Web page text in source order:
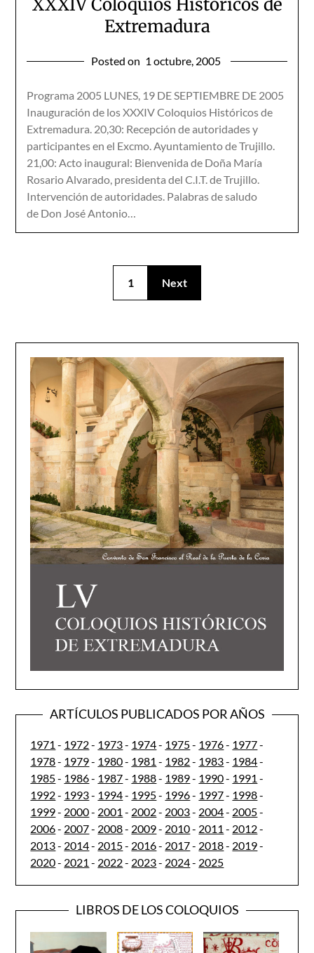
XXXIV Coloquios Históricos de
Extremadura
Posted on 1 octubre, 2005
Programa 2005 LUNES, 19 DE SEPTIEMBRE DE 2005
Inauguración de los XXXIV Coloquios Históricos de
Extremadura. 20,30: Recepción de autoridades y
participantes en el Excmo. Ayuntamiento de Trujillo.
21,00: Acto inaugural: Bienvenida de Doña María
Rosario Alvarado, presidenta del C.I.T. de Trujillo.
Intervención de autoridades. Palabras de saludo
de Don José Antonio…
1 Next
ARTÍCULOS PUBLICADOS POR AÑOS
1971 - 1972- 1973- 1974- 1975- 1976- 1977-
1978- 1979- 1980- 1981 - 1982- 1983- 1984-
1985- 1986- 1987- 1988- 1989- 1990- 1991 -
1992- 1993- 1994- 1995- 1996- 1997- 1998-
1999- 2000- 2001 - 2002- 2003- 2004- 2005-
2006- 2007- 2008- 2009- 2010- 2011 - 2012-
2013- 2014- 2015- 2016- 2017- 2018- 2019-
2020- 2021 - 2022- 2023- 2024- 2025
LIBROS DE LOS COLOQUIOS